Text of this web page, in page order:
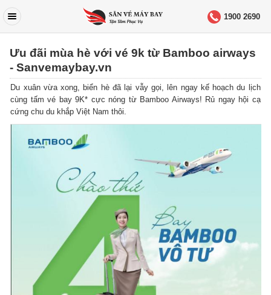
1900 2690
Ưu đãi mùa hè với vé 9k từ Bamboo airways
- Sanvemaybay.vn
Du xuân vừa xong, biển hè đã lại vẫy gọi, lên ngay kế hoạch du lịch
cùng tấm vé bay 9K* cực nóng từ Bamboo Airways! Rủ ngay hội cạ
cứng chu du khắp Việt Nam thôi.